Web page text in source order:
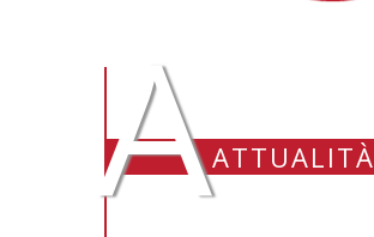
AATTUALITÀ